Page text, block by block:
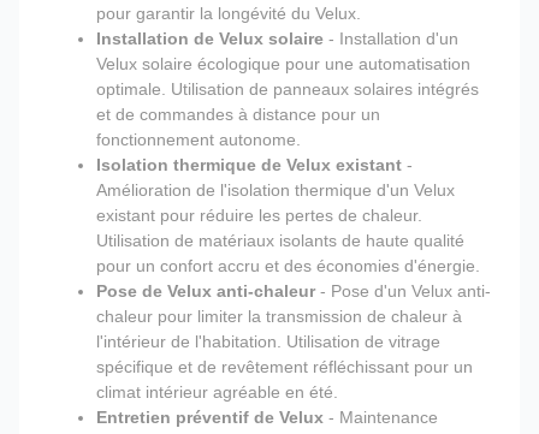
pour garantir la longévité du Velux.
Installation de Velux solaire - Installation d'un
Velux solaire écologique pour une automatisation
optimale. Utilisation de panneaux solaires intégrés
et de commandes à distance pour un
fonctionnement autonome.
Isolation thermique de Velux existant -
Amélioration de l'isolation thermique d'un Velux
existant pour réduire les pertes de chaleur.
Utilisation de matériaux isolants de haute qualité
pour un confort accru et des économies d'énergie.
Pose de Velux anti-chaleur- Pose d'un Velux anti-
chaleur pour limiter la transmission de chaleur à
l'intérieur de l'habitation. Utilisation de vitrage
spécifique et de revêtement réfléchissant pour un
climat intérieur agréable en été.
Entretien préventif de Velux - Maintenance